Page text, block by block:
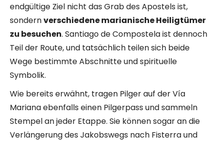
endgültige Ziel nicht das Grab des Apostels ist,
sondernverschiedene marianische Heiligtümer
zu besuchen. Santiago de Compostela ist dennoch
Teil der Route, und tatsächlich teilen sich beide
Wege bestimmte Abschnitte und spirituelle
Symbolik.
Wie bereits erwähnt, tragen Pilger auf der Vía
Mariana ebenfalls einen Pilgerpass und sammeln
Stempel an jeder Etappe. Sie können sogar an die
Verlängerung des Jakobswegs nach Fisterra und